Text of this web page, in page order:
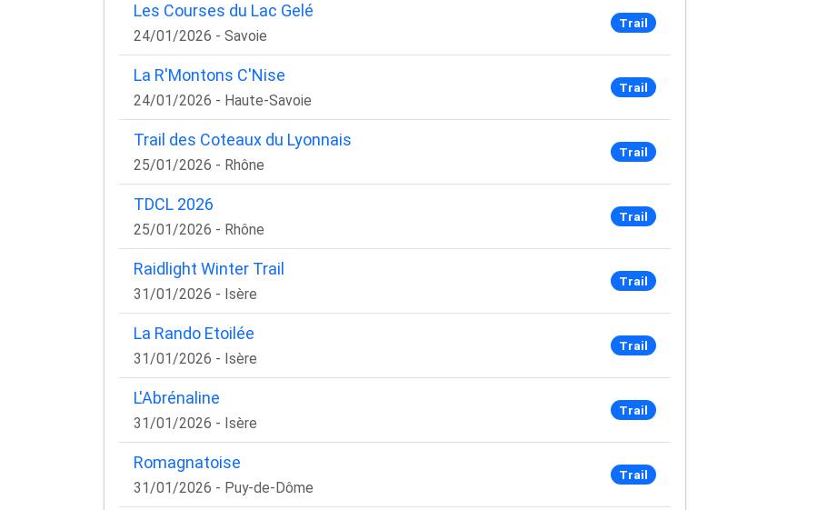
Les Courses du Lac Gelé
24/01/2026 - Savoie
Trail
La R'Montons C'Nise
24/01/2026 - Haute-Savoie
Trail
Trail des Coteaux du Lyonnais
25/01/2026 - Rhône
Trail
TDCL 2026
25/01/2026 - Rhône
Trail
Raidlight Winter Trail
31/01/2026 - Isère
Trail
La Rando Etoilée
31/01/2026 - Isère
Trail
L'Abrénaline
31/01/2026 - Isère
Trail
Romagnatoise
31/01/2026 - Puy-de-Dôme
Trail